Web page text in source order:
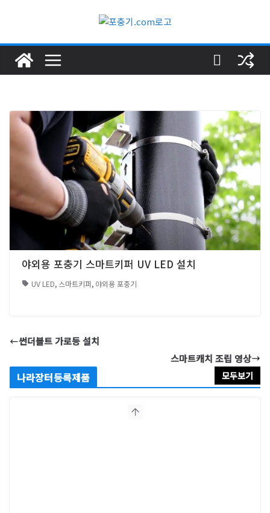
야외용 포충기 스마트키퍼 UV LED 설치
UV LED, 스마트키퍼, 야외용 포충기
썬더볼트 가로등 설치
스마트캐치 조립 영상
나라장터등록제품 모두보기